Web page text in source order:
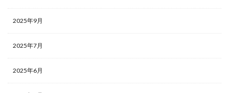
2025年9月
2025年7月
2025年6月